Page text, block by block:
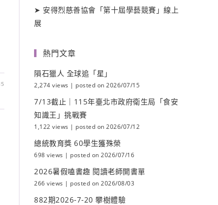
➤ 安得烈慈善協會「第十屆學藝競賽」線上
展
熱門文章
隕石獵人 全球追「星」
2,274 views | posted on 2026/07/15
7/13截止｜115年臺北市政府衛生局「食安
知識王」挑戰賽
1,122 views | posted on 2026/07/12
總統教育獎 60學生獲殊榮
698 views | posted on 2026/07/16
2026暑假嗑書趣 閱讀老師開書單
266 views | posted on 2026/08/03
882期2026-7-20 攀樹體驗